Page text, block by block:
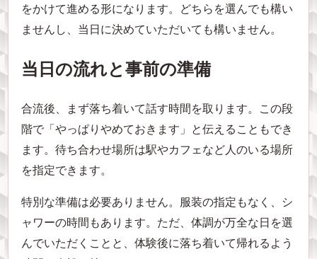
をかけて進める形になります。どちらを選んでも構い
ませんし、当日に決めていただいても構いません。
当日の流れと事前の準備
合流後、まず落ち着いて話す時間を取ります。この段
階で「やっぱりやめておきます」と伝えることもでき
ます。待ち合わせ場所は駅やカフェなど人のいる場所
を指定できます。
特別な準備は必要ありません。服装の指定もなく、シ
ャワーの時間もあります。ただ、体調が万全な日を選
んでいただくことと、体験後に落ち着いて帰れるよう